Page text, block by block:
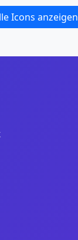
Icons anzeigen